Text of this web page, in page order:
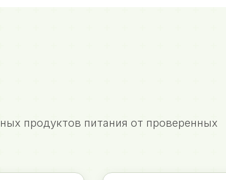
продуктов питания от проверенных